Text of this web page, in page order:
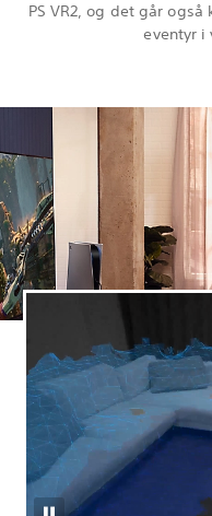
PS VR2, og det går
eventyr i